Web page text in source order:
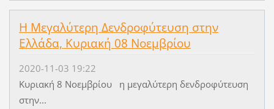
H Μεγαλύτερη Δενδροφύτευση στην
Ελλάδα, Κυριακή 08 Νοεμβρίου
2020-11-03 19:22
Κυριακή 8 Νοεμβρίου η μεγαλύτερη δενδροφύτευση
στην...